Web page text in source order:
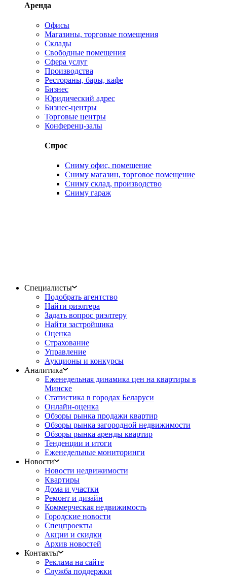
Аренда
Офисы
Магазины, торговые помещения
Склады
Свободные помещения
Сфера услуг
Производства
Рестораны, бары, кафе
Бизнес
Юридический адрес
Бизнес-центры
Торговые центры
Конференц-залы
Спрос
Сниму офис, помещение
Сниму магазин, торговое помещение
Сниму склад, производство
Сниму гараж
Специалисты
Подобрать агентство
Найти риэлтера
Задать вопрос риэлтеру
Найти застройщика
Оценка
Страхование
Управление
Аукционы и конкурсы
Аналитика
Еженедельная динамика цен на квартиры в
Минске
Статистика в городах Беларуси
Онлайн-оценка
Обзоры рынка продажи квартир
Обзоры рынка загородной недвижимости
Обзоры рынка аренды квартир
Тенденции и итоги
Еженедельные мониторинги
Новости
Новости недвижимости
Квартиры
Дома и участки
Ремонт и дизайн
Коммерческая недвижимость
Городские новости
Спецпроекты
Акции и скидки
Архив новостей
Контакты
Реклама на сайте
Служба поддержки